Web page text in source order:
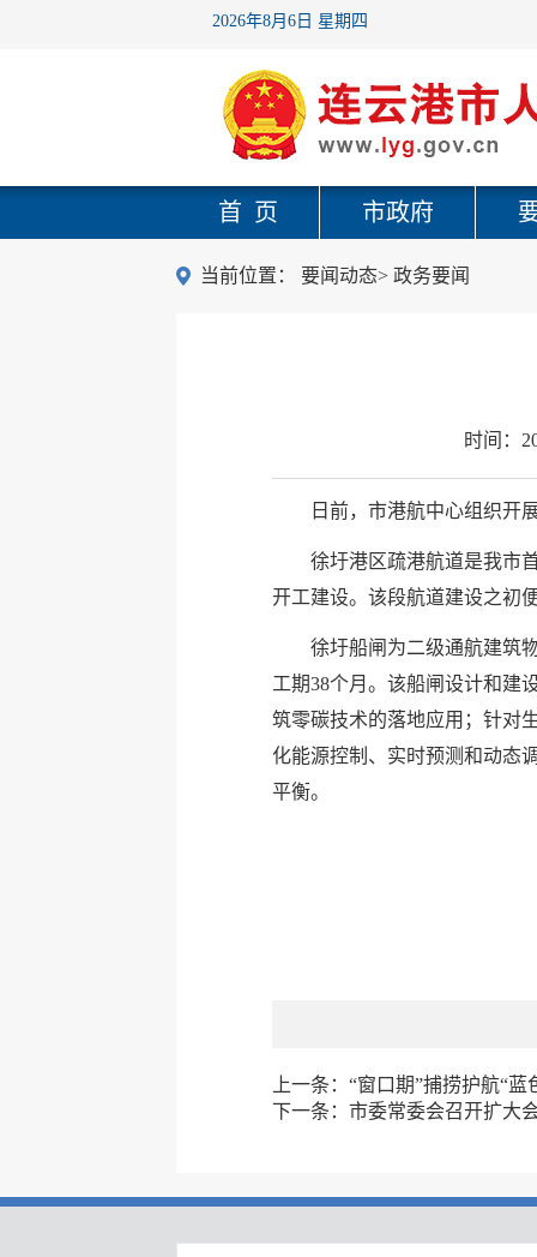
2026年8月6日 星期四
首 页 市政府
当前位置： 要闻动态> 政务要闻
时间：
日前，市港航中心组织开
徐圩港区疏港航道是我市首
开工建设。该段航道建设之初
徐圩船闸为二级通航建筑物
工期38个月。该船闸设计和建
筑零碳技术的落地应用；针对
化能源控制、实时预测和动态
平衡。
上一条： “窗口期”捕捞护航“蓝
下一条： 市委常委会召开扩大